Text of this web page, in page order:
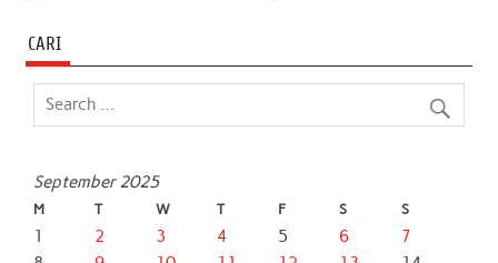
CARI
September 2025
M T W T F S S
1 2 3 4 5 6
7